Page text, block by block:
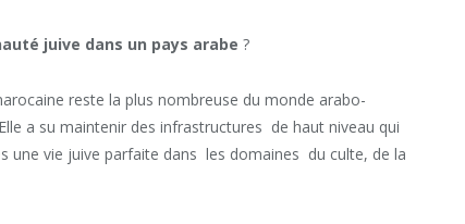
juive dans un pays arabe?
reste la plus nombreuse du monde arabo-
a su maintenir des infrastructures de haut niveau qui
une vie juive parfaite dans les domaines du culte, de la